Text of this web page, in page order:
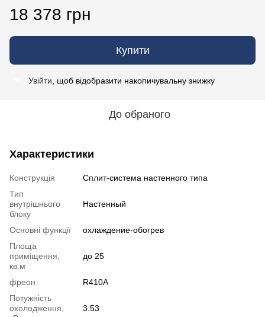
18 378 грн
Купити
Увійти , щоб відобразити накопичувальну знижку
До обраного
Характеристики
Конструкція
Cплит-система настенного типа
Тип
внутрішнього
блоку
Настенный
Основні функції
охлаждение-обогрев
Площа
приміщення,
кв.м
до 25
фреон
R410A
Потужність
охолодження,
3.53